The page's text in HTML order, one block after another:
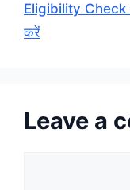
Eligibility Check
करें
Leave a